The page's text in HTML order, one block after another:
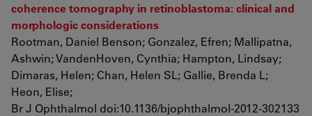
coherence tomography in retinoblastoma: clinical and
morphologic considerations
Rootman, Daniel Benson; Gonzalez, Efren; Mallipatna,
Ashwin; VandenHoven, Cynthia; Hampton, Lindsay;
Dimaras, Helen; Chan, Helen SL; Gallie, Brenda L;
Heon, Elise;
Br J Ophthalmol doi:10.1136/bjophthalmol-2012-302133